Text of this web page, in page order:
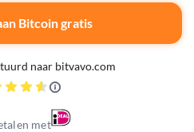
Bitcoin gratis
naar bitvavo.com
met